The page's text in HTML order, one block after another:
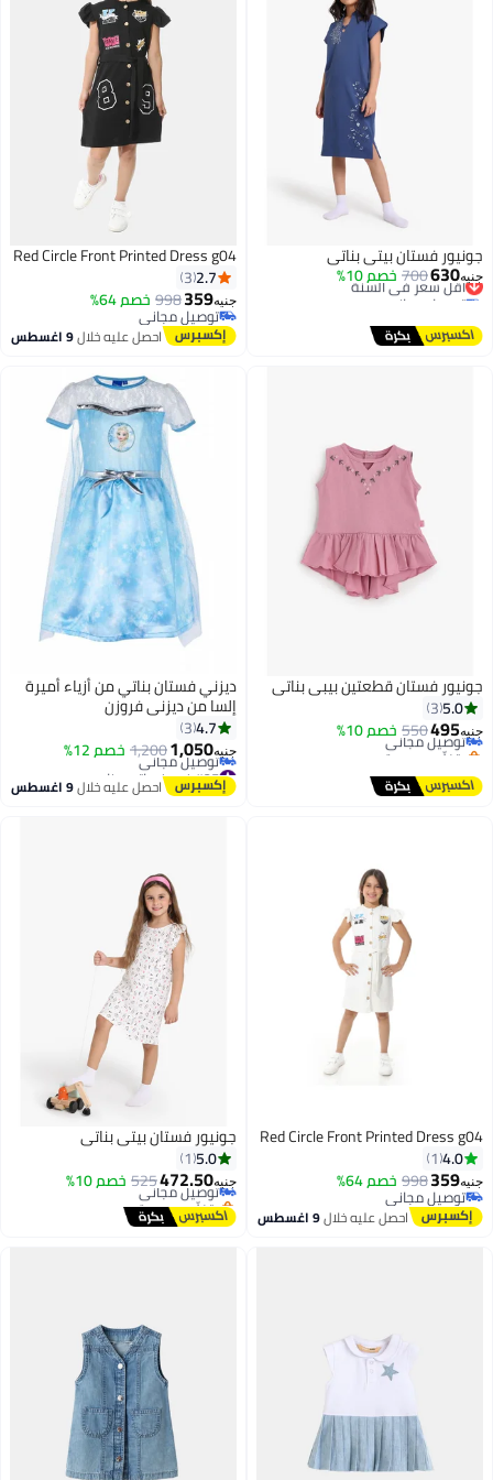
جونيور فستان بيتي بناتي
جنيه630
700 خصم 10%
أقل سعر في السنة
توصيل مجاني
Red Circle Front Printed Dress g04
2.7
3
جنيه359
998 خصم 64%
توصيل مجاني
توصيل مجانياحصل عليه خلال9 اغسطس
جونيور فستان قطعتين بيبي بناتي
5.0
3
جنيه495
550 خصم 10%
#16 في فساتين بنات
أقل سعر في السنة
توصيل مجاني
بتخلّص بسرعة
#16 في فساتين بنات
ديزني فستان بناتي من أزياء أميرة
إلسا من ديزني فروزن
4.7
3
جنيه1,050
1,200خصم 12%
#25 في فساتين بنات
أقل سعر في 30 يوم
توصيل مجاني
احصل عليه خلال9 اغسطس
Red Circle Front Printed Dress g04
4.0
1
جنيه359
998 خصم 64%
توصيل مجاني
توصيل مجانياحصل عليه خلال9 اغسطس
جونيور فستان بيتي بناتي
5.0
1
جنيه472.50
525 خصم 10%
#30 في فساتين بنات
أقل سعر في السنة
توصيل مجاني
بتخلّص بسرعة
#30 في فساتين بنات